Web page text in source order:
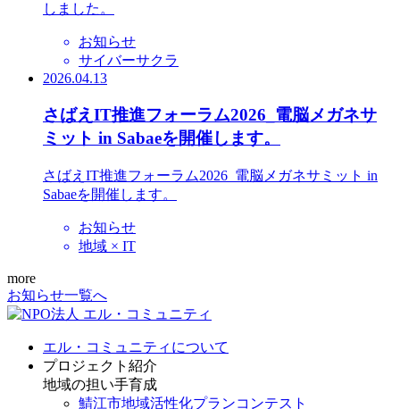
しました。
お知らせ
サイバーサクラ
2026.04.13
さばえIT推進フォーラム2026_電脳メガネサ
ミット in Sabaeを開催します。
さばえIT推進フォーラム2026_電脳メガネサミット in
Sabaeを開催します。
お知らせ
地域 × IT
more
お知らせ一覧へ
エル・コミュニティについて
プロジェクト紹介
地域の担い手育成
鯖江市地域活性化プランコンテスト